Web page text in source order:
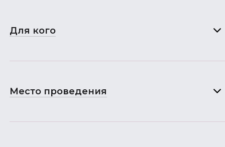
Для кого
Место проведения